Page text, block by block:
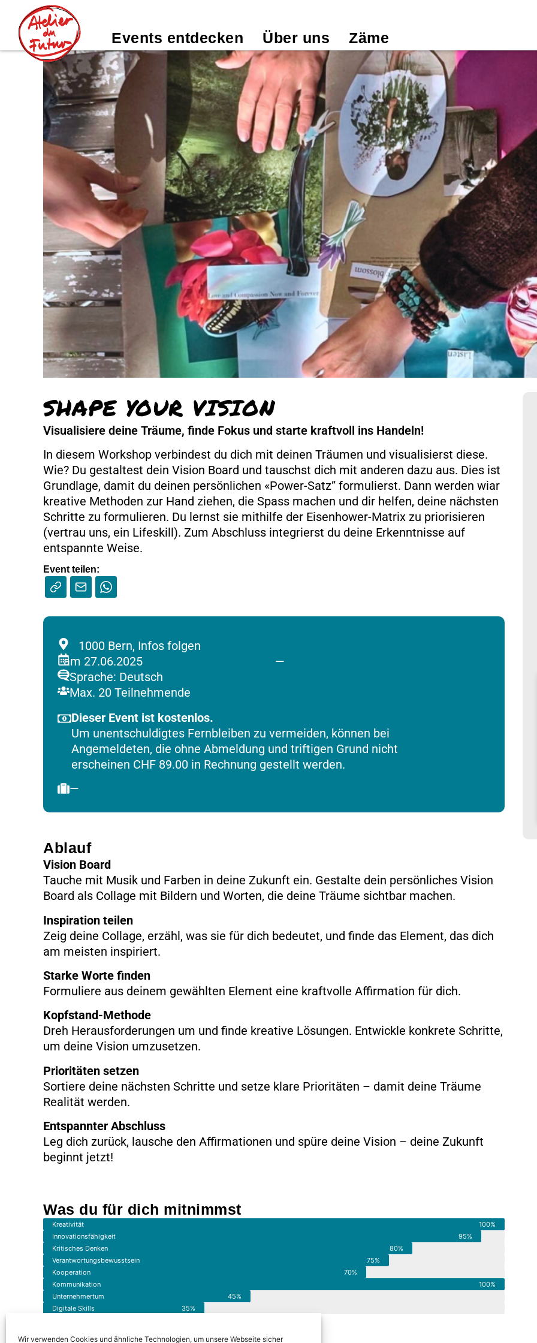
Wir verwenden Cookies und ähnliche Technologien, um unsere Webseite sicher
Events entdecken Über uns Zäme
SHAPE YOUR VISION
Visualisiere deine Träume, finde Fokus und starte kraftvoll ins Handeln!
In diesem Workshop verbindest du dich mit deinen Träumen und visualisierst diese.
Wie? Du gestaltest dein Vision Board und tauschst dich mit anderen dazu aus. Dies ist
Grundlage, damit du deinen persönlichen «Power-Satz” formulierst. Dann werden wiar
kreative Methoden zur Hand ziehen, die Spass machen und dir helfen, deine nächsten
Schritte zu formulieren. Du lernst sie mithilfe der Eisenhower-Matrix zu priorisieren
(vertrau uns, ein Lifeskill). Zum Abschluss integrierst du deine Erkenntnisse auf
entspannte Weise.
Event teilen:
1000 Bern, Infos folgen
am 27.06.2025
—
Sprache: Deutsch
Max. 20 Teilnehmende
Dieser Event ist kostenlos.
Um unentschuldigtes Fernbleiben zu vermeiden, können bei
Angemeldeten, die ohne Abmeldung und triftigen Grund nicht
erscheinen CHF 89.00 in Rechnung gestellt werden.
—
Ablauf
Vision Board
Tauche mit Musik und Farben in deine Zukunft ein. Gestalte dein persönliches Vision
Board als Collage mit Bildern und Worten, die deine Träume sichtbar machen.
Inspiration teilen
Zeig deine Collage, erzähl, was sie für dich bedeutet, und finde das Element, das dich
am meisten inspiriert.
Starke Worte finden
Formuliere aus deinem gewählten Element eine kraftvolle Affirmation für dich.
Kopfstand-Methode
Dreh Herausforderungen um und finde kreative Lösungen. Entwickle konkrete Schritte,
um deine Vision umzusetzen.
Prioritäten setzen
Sortiere deine nächsten Schritte und setze klare Prioritäten – damit deine Träume
Realität werden.
Entspannter Abschluss
Leg dich zurück, lausche den Affirmationen und spüre deine Vision – deine Zukunft
beginnt jetzt!
Was du für dich mitnimmst
Kreativität
100%
Innovations­fähigkeit
95%
Kritisches Denken
80%
Verantwortungs­bewusstsein
75%
Kooperation
70%
Kommunikation
100%
Unternehmertum
45%
Digitale Skills
35%